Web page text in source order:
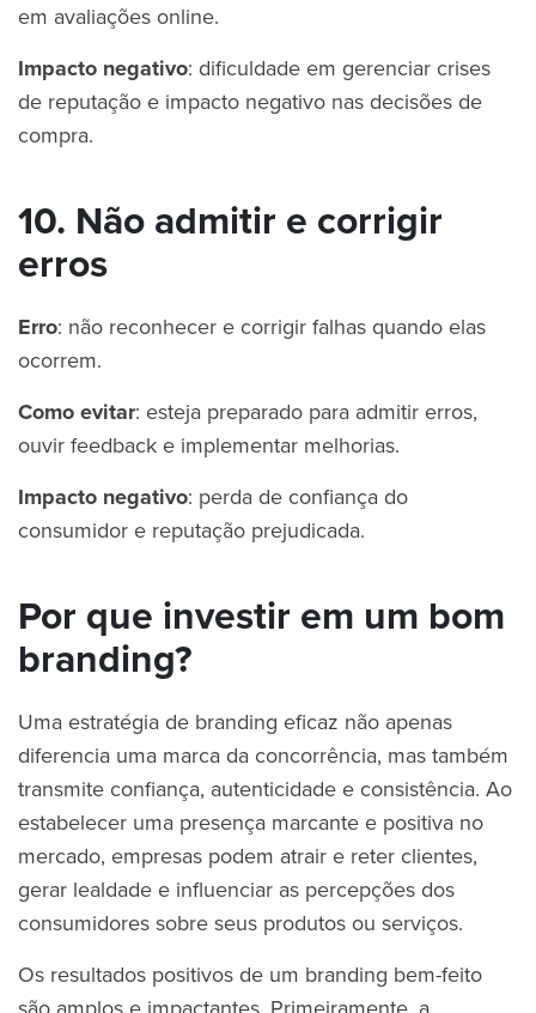
em avaliações online.
Impacto negativo: dificuldade em gerenciar crises
de reputação e impacto negativo nas decisões de
compra.
10. Não admitir e corrigir
erros
Erro: não reconhecer e corrigir falhas quando elas
ocorrem.
Como evitar: esteja preparado para admitir erros,
ouvir feedback e implementar melhorias.
Impacto negativo: perda de confiança do
consumidor e reputação prejudicada.
Por que investir em um bom
branding?
Uma estratégia de branding eficaz não apenas
diferencia uma marca da concorrência, mas também
transmite confiança, autenticidade e consistência. Ao
estabelecer uma presença marcante e positiva no
mercado, empresas podem atrair e reter clientes,
gerar lealdade e influenciar as percepções dos
consumidores sobre seus produtos ou serviços.
Os resultados positivos de um branding bem-feito